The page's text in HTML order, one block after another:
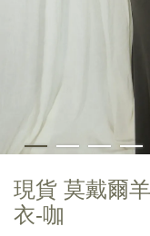
現貨 莫戴爾
衣-咖